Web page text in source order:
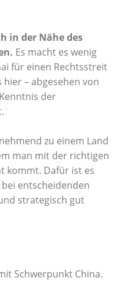
in der Nähe des
Es macht es wenig
für einen Rechtsstreit
hier – abgesehen von
der
zu einem Land
man mit der richtigen
kommt. Dafür ist es
entscheidenden
strategisch gut
Schwerpunkt China.